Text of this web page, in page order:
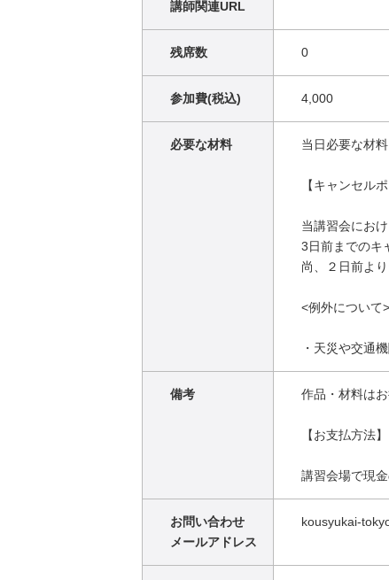
講師関連URL
残席数 0
参加費(税込) 4,000
必要な材料 当日必要な材
【キャンセルポ
当講習会にお
3日前までのキ
尚、２日前よ
<例外について>
・天災や交通
備考 作品・材料は
【お支払方法】
講習会場で現
お問い合わせ
メールアドレス
kousyukai-